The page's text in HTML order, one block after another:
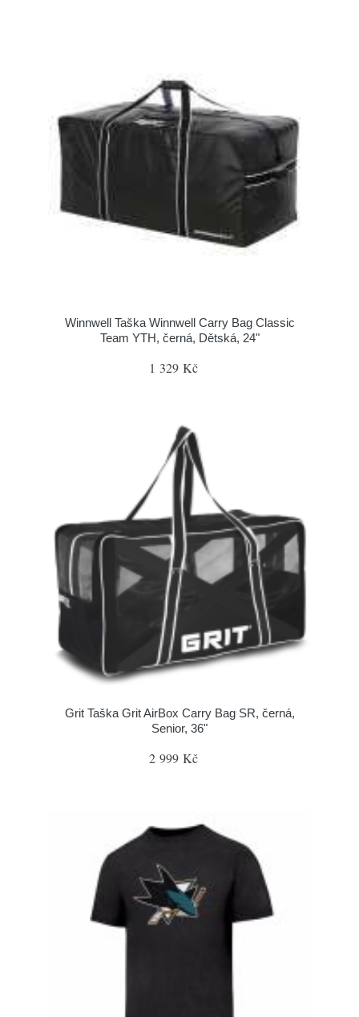
Winnwell Taška Winnwell Carry Bag Classic
Team YTH, černá, Dětská, 24"
1 329 Kč
Grit Taška Grit AirBox Carry Bag SR, černá,
Senior, 36"
2 999 Kč